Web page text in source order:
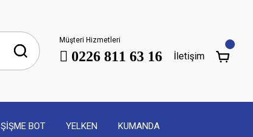
Müşteri Hizmetleri
0226 811 63 16 İletişim
ŞİŞME BOT YELKEN KUMANDA